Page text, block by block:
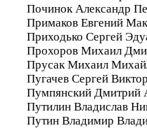
Починок Александр
Примаков Евгений
Приходько Сергей
Прохоров Михаил
Прусак Михаил
Пугачев Сергей
Пумпянский Дмитрий
Путилин Владислав
Путин Владимир